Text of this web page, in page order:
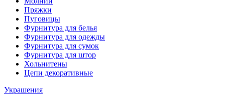
Пряжки
Пуговицы
Фурнитура для белья
Фурнитура для одежды
Фурнитура для сумок
Фурнитура для штор
Хольнитены
Цепи декоративные
Украшения